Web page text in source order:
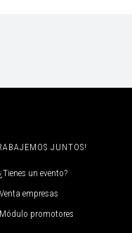
ROMANTICOS que
bajo la direccion y
interpretara temas como
y muchos exitos mas. Los
un despues.
DE CONVENCIONES
JUNTOS!
¿Tienes un evento?
Venta empresas
Módulo promotores